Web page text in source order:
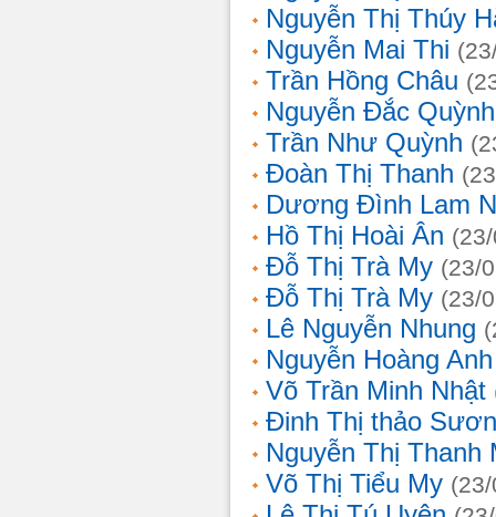
Nguyễn Thị Thúy
Nguyễn Mai Thi
Trần Hồng Châu
Nguyễn Đắc
Trần Như Quỳnh
Đoàn Thị Thanh
Dương Đình Lam
Hồ Thị Hoài Ân
Đỗ Thị Trà My (23/
Đỗ Thị Trà My (23/
Lê Nguyễn Nhung
Nguyễn Hoàng Anh
Võ Trần Minh Nhật
Đinh Thị thảo
Nguyễn Thị Thanh
Võ Thị Tiểu My